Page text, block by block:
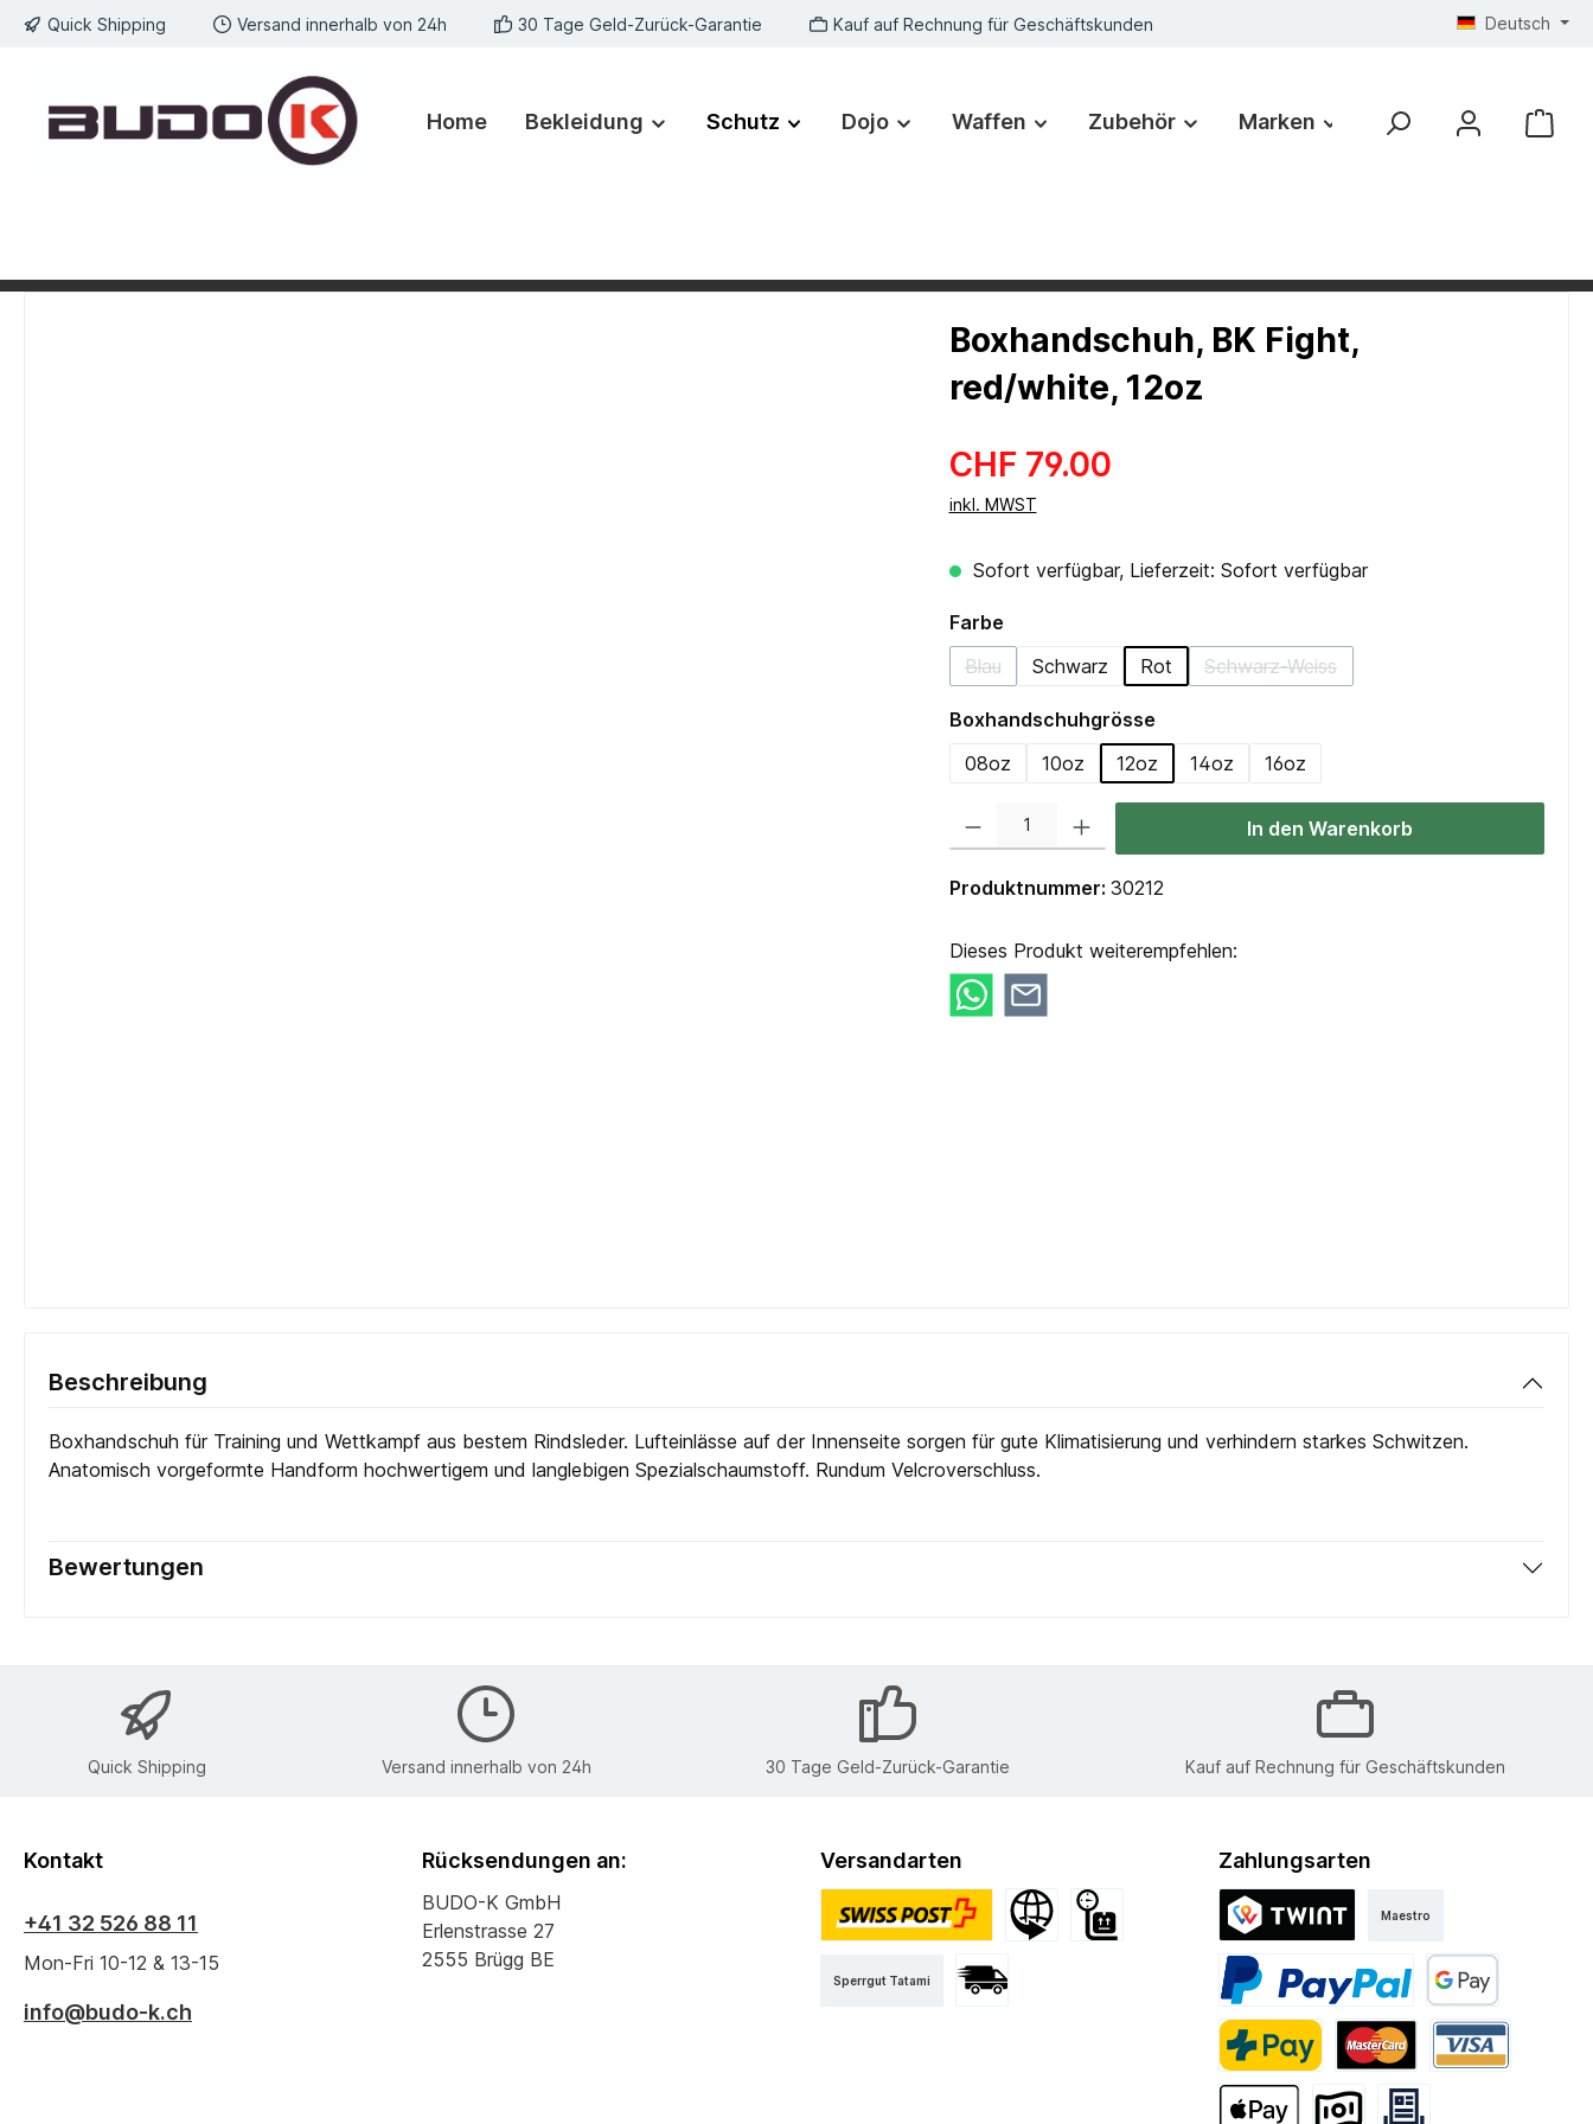
Zur Hauptnavigation springen
Quick Shipping Versand innerhalb von 24h 30 Tage Geld-Zurück-Garantie Kauf auf Rechnung für Geschäftskunden Deutsch
Home Bekleidung Schutz Dojo Waffen Zubehör Marken
Boxhandschuh, BK Fight,
red/white, 12oz
CHF 79.00
inkl. MWST
Sofort verfügbar, Lieferzeit: Sofort verfügbar
Farbeauswählen
Blau
(Diese Option ist zurzeit nicht verfügbar.)
Schwarz Rot Schwarz-Weiss
(Diese Option ist zurzeit nicht
Boxhandschuhgrösseauswählen
08oz
10oz 12oz 14oz 16oz
In den Warenkorb
Produktnummer: 30212
Dieses Produkt weiterempfehlen:
Beschreibung
Boxhandschuh für Training und Wettkampf aus bestem Rindsleder. Lufteinlässe auf der Innenseite sorgen für gute Klimatisierung und verhindern starkes Schwitzen.
Anatomisch vorgeformte Handform hochwertigem und langlebigen Spezialschaumstoff. Rundum Velcroverschluss.
Bewertungen
Quick Shipping Versand innerhalb von 24h 30 Tage Geld-Zurück-Garantie Kauf auf Rechnung für Geschäftskunden
Kontakt
+41 32 526 88 11
Mon-Fri 10-12 & 13-15
info@budo-k.ch
Rücksendungen an:
BUDO-K GmbH
Erlenstrasse 27
2555 Brügg BE
Versandarten
Sperrgut Tatami
Zahlungsarten
Twint
Maestro
PayPal Google Pay
PostFinance PayMastercard